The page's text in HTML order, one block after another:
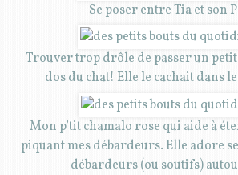
Se poser entre Tia et son
Trouver trop drôle de passer un
dos du chat! Elle le cachait dans
Mon p’tit chamalo rose qui aide à
piquant mes débardeurs. Elle adore
débardeurs (ou soutifs)